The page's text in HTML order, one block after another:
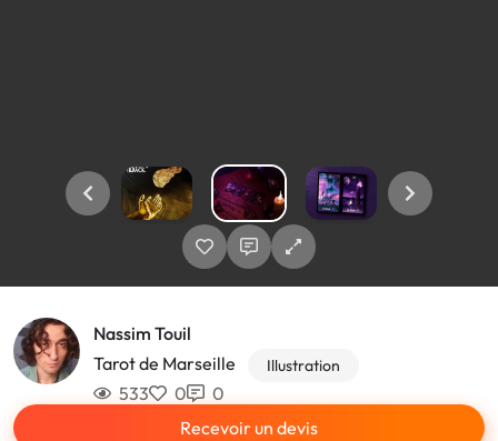
Nassim Touil
Tarot de Marseille
Illustration
533 0
0
Recevoir un devis